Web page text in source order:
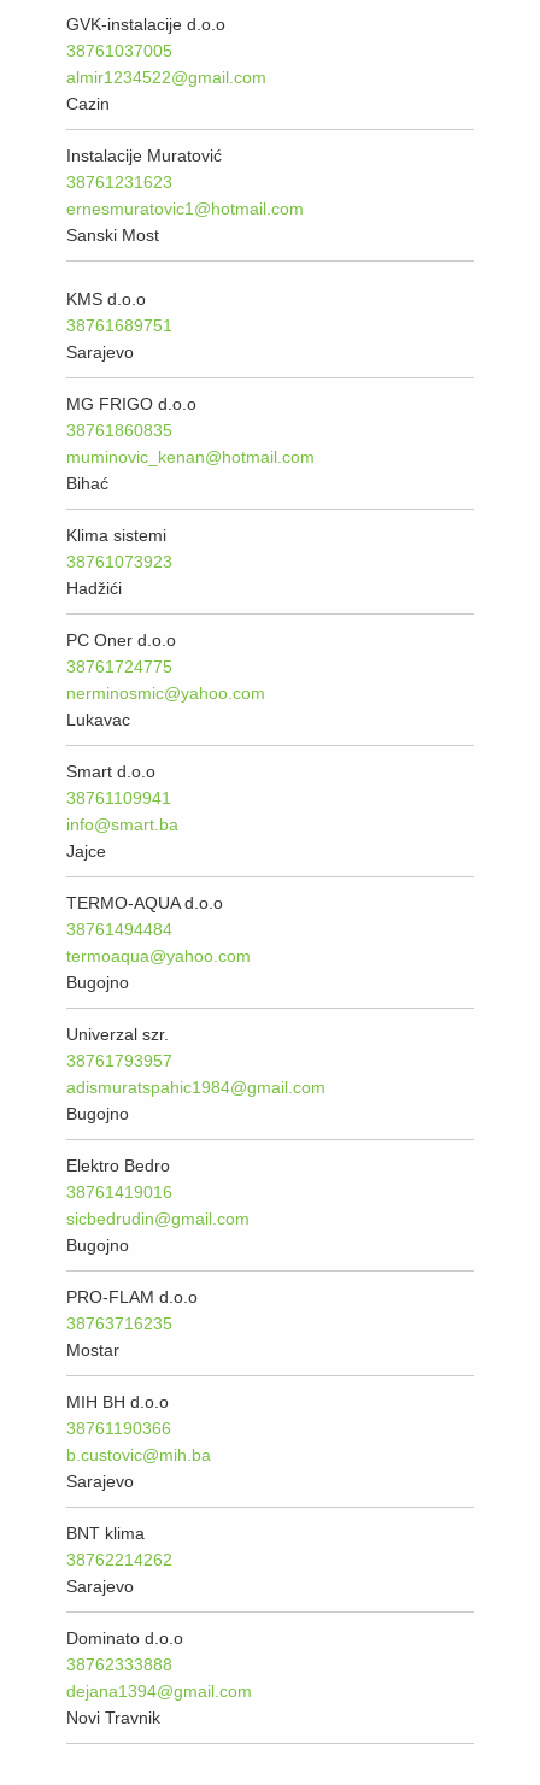
GVK-instalacije d.o.o
38761037005
almir1234522@gmail.com
Cazin
Instalacije Muratović
38761231623
ernesmuratovic1@hotmail.com
Sanski Most
KMS d.o.o
38761689751
Sarajevo
MG FRIGO d.o.o
38761860835
muminovic_kenan@hotmail.com
Bihać
Klima sistemi
38761073923
Hadžići
PC Oner d.o.o
38761724775
nerminosmic@yahoo.com
Lukavac
Smart d.o.o
38761109941
info@smart.ba
Jajce
TERMO-AQUA d.o.o
38761494484
termoaqua@yahoo.com
Bugojno
Univerzal szr.
38761793957
adismuratspahic1984@gmail.com
Bugojno
Elektro Bedro
38761419016
sicbedrudin@gmail.com
Bugojno
PRO-FLAM d.o.o
38763716235
Mostar
MIH BH d.o.o
38761190366
b.custovic@mih.ba
Sarajevo
BNT klima
38762214262
Sarajevo
Dominato d.o.o
38762333888
dejana1394@gmail.com
Novi Travnik